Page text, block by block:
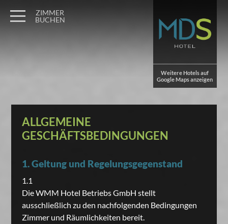
Weitere Hotels auf
Google Maps anzeigen
ZIMMER
BUCHEN
ALLGEMEINE
GESCHÄFTSBEDINGUNGEN
1. Geltung und Regelungsgegenstand
1.1
Die WMM Hotel Betriebs GmbH stellt
ausschließlich zu den nachfolgenden Bedingungen
Zimmer und Räumlichkeiten bereit.